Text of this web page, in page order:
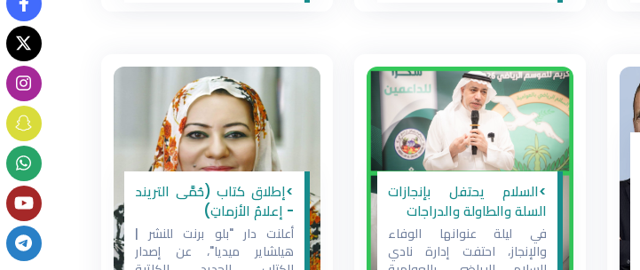
لمواكبة المتغيرات المستقبلية،
من خلال حزمة متخصصة من
البرامج التدريبية والتطبيقات
العملية. ويأتي البرنامج ضمن
جهود الجانبين في الاستثمار
في
وقدمت شركة "أثليتيك
فينتشرز"، وهي مشروع مشترك
بين الاتحاد البريطاني لألعاب
القوى، ومنظمة ماراثون لندن،
وشركة "ذا جريت رن"، الوثائق
النهائية لملف
>السلام يحتفل بإنجازات
السلة والطاولة والدراجات
في ليلة عنوانها الوفاء
والإنجاز، احتفت إدارة نادي
>إطلاق كتاب (حُمَّى التريند
- إعلامُ الأزماتِ)
أعلنت دار "بلو برنت للنشر |
هيلشاير ميديا"، عن إصدار